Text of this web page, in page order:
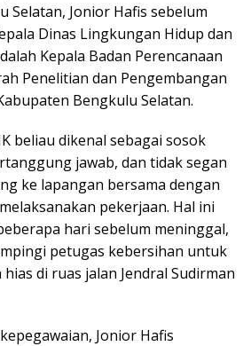
Selatan, Jonior Hafis sebelum
Dinas Lingkungan Hidup dan
Kepala Badan Perencanaan
Penelitian dan Pengembangan
Bengkulu Selatan.
beliau dikenal sebagai sosok
jawab, dan tidak segan
ke lapangan bersama dengan
pekerjaan. Hal ini
hari sebelum meninggal,
petugas kebersihan untuk
di ruas jalan Jendral Sudirman
Jonior Hafis